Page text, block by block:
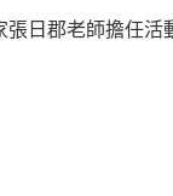
日郡老師擔任